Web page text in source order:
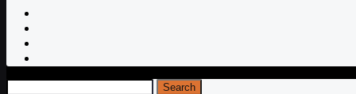
Search